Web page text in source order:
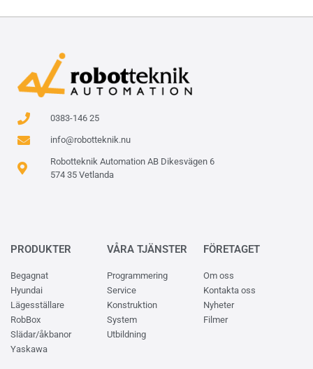
0383-146 25
info@robotteknik.nu
Robotteknik Automation AB Dikesvägen 6
574 35 Vetlanda
PRODUKTER
Begagnat
Hyundai
Lägesställare
RobBox
Slädar/åkbanor
Yaskawa
VÅRA TJÄNSTER
Programmering
Service
Konstruktion
System
Utbildning
FÖRETAGET
Om oss
Kontakta oss
Nyheter
Filmer